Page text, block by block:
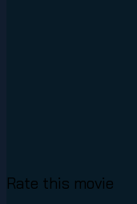
Rate this movie